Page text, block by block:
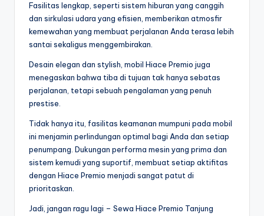
Fasilitas lengkap, seperti sistem hiburan yang canggih
dan sirkulasi udara yang efisien, memberikan atmosfir
kemewahan yang membuat perjalanan Anda terasa lebih
santai sekaligus menggembirakan.
Desain elegan dan stylish, mobil Hiace Premio juga
menegaskan bahwa tiba di tujuan tak hanya sebatas
perjalanan, tetapi sebuah pengalaman yang penuh
prestise.
Tidak hanya itu, fasilitas keamanan mumpuni pada mobil
ini menjamin perlindungan optimal bagi Anda dan setiap
penumpang. Dukungan performa mesin yang prima dan
sistem kemudi yang suportif, membuat setiap aktifitas
dengan Hiace Premio menjadi sangat patut di
prioritaskan.
Jadi, jangan ragu lagi – Sewa Hiace Premio Tanjung